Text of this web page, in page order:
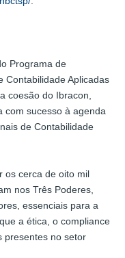
Programa de
Contabilidade Aplicadas
coesão do Ibracon,
com sucesso à agenda
de Contabilidade
os cerca de oito mil
nos Três Poderes,
essenciais para a
a ética, o compliance
presentes no setor